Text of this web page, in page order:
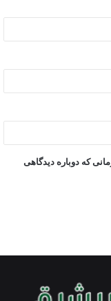
که دوباره دیدگاهی